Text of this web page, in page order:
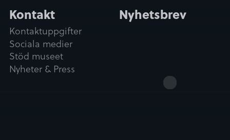
Kontakt
Kontaktuppgifter
Sociala medier
Stöd museet
Nyheter & Press
Nyhetsbrev